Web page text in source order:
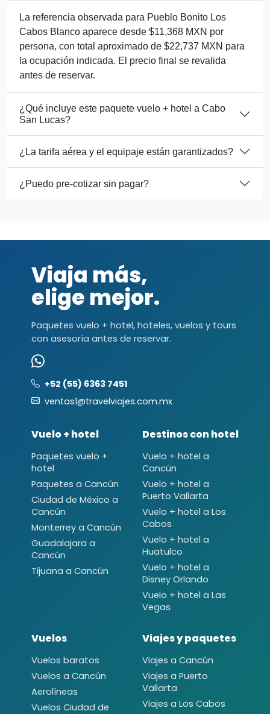
La referencia observada para Pueblo Bonito Los
Cabos Blanco aparece desde $11,368 MXN por
persona, con total aproximado de $22,737 MXN para
la ocupación indicada. El precio final se revalida
antes de reservar.
¿Qué incluye este paquete vuelo + hotel a Cabo
San Lucas?
¿La tarifa aérea y el equipaje están garantizados?
¿Puedo pre-cotizar sin pagar?
Viaja más,
elige mejor.
Paquetes vuelo + hotel, hoteles, vuelos y tours
con asesoría antes de reservar.
+52 (55) 6363 7451
ventas1@travelviajes.com.mx
Vuelo + hotel
Paquetes vuelo +
hotel
Paquetes a Cancún
Ciudad de México a
Cancún
Monterrey a Cancún
Guadalajara a
Cancún
Tijuana a Cancún
Destinos con hotel
Vuelo + hotel a
Cancún
Vuelo + hotel a
Puerto Vallarta
Vuelo + hotel a Los
Cabos
Vuelo + hotel a
Huatulco
Vuelo + hotel a
Disney Orlando
Vuelo + hotel a Las
Vegas
Vuelos
Vuelos baratos
Vuelos a Cancún
Aerolíneas
Vuelos Ciudad de
Viajes y paquetes
Viajes a Cancún
Viajes a Puerto
Vallarta
Viajes a Los Cabos